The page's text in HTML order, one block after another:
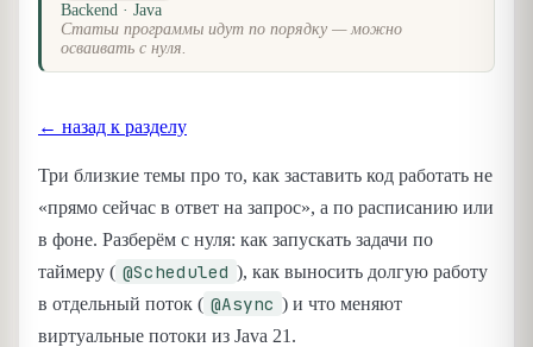
Backend · Java
Статьи программы идут по порядку — можно
осваивать с нуля.
← назад к разделу
Три близкие темы про то, как заставить код работать не
«прямо сейчас в ответ на запрос», а по расписанию или
в фоне. Разберём с нуля: как запускать задачи по
таймеру ( @Scheduled ), как выносить долгую работу
в отдельный поток ( @Async ) и что меняют
виртуальные потоки из Java 21.